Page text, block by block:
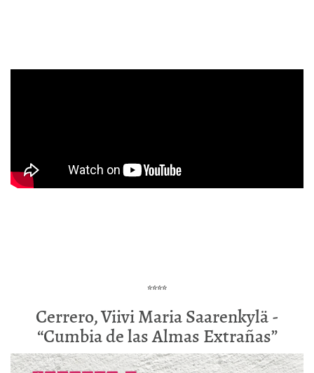
****
Cerrero, Viivi Maria Saarenkylä -
“Cumbia de las Almas Extrañas”